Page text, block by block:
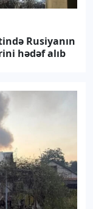
Rusiyanın
hədəf alıb